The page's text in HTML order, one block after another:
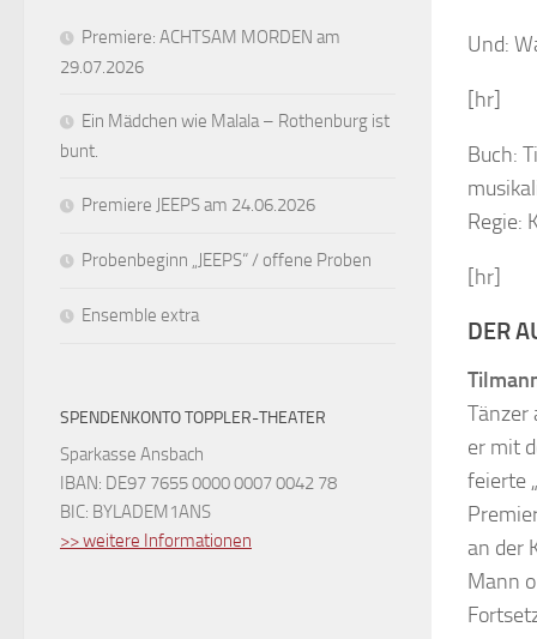
Und:
[hr]
Buch:
Regie:
[hr]
DER
Tänzer
er mit
feierte
an der
Mann
Premiere: ACHTSAM MORDEN am
29.07.2026
Ein Mädchen wie Malala – Rothenburg ist
bunt.
Premiere JEEPS am 24.06.2026
Probenbeginn „JEEPS“ / offene Proben
Ensemble extra
SPENDENKONTO TOPPLER-THEATER
Sparkasse Ansbach
IBAN: DE97 7655 0000 0007 0042 78
BIC: BYLADEM1ANS
>> weitere Informationen